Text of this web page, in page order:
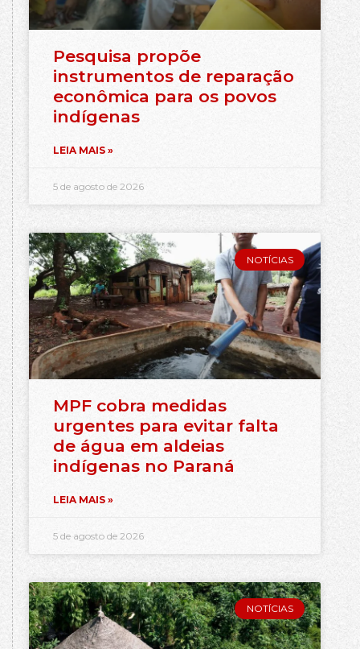
Pesquisa propõe
instrumentos de reparação
econômica para os povos
indígenas
LEIA MAIS »
5 de agosto de 2026
NOTÍCIAS
MPF cobra medidas
urgentes para evitar falta
de água em aldeias
indígenas no Paraná
LEIA MAIS »
5 de agosto de 2026
NOTÍCIAS